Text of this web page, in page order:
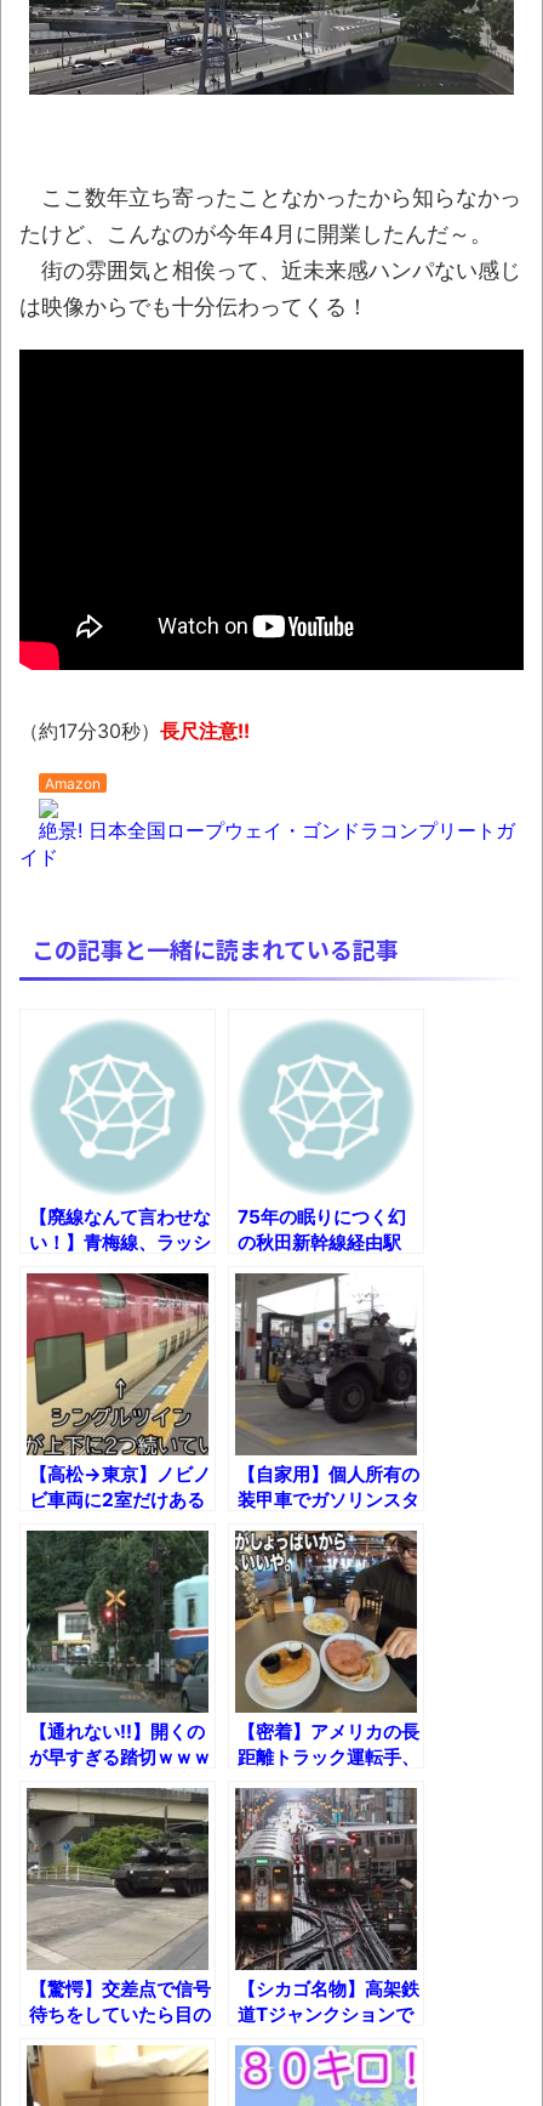
【ネット史】「鏡の中のアクトレス事件」
夫は正しかったのに、なぜ喧嘩は終わらなかっ
たのかNEW!
アルになったｗｗｗ NEW!
【朗報】秋田県、オイルマネーが転がり込
んでガチで東北最強へｗｗｗｗｗｗｗｗｗｗｗ
ｗNEW!
「妹は知っている 1」88円、「貞操逆転
表 場所時刻不明・許可なし・交通整理なし・
市が関与否定NEW!
る職人の世界！NEW!
して放った究極の技 これだけは使いたくなか
ったのに・・・」とのこと。
ムソフトCDの劣化について問題提起 他
うでもいいじゃないですか
8月26日にリメイク完結編「FF7リベレーシ
ョン」の新映像が公開！欧州gamescom 2026
にて
凡庸な悪
お前らの身体の悩み教えてくれ
を売った結果ｗｗｗ」 ほか
【読書感想】山野辺太郎『いつか深い穴に
落ちるまで』
映画ちいかわ観に行ったので感想を書きま
す(若干ネタバレあり) 26/07/25
マケイン9巻＆アニメ公式ガイド感想
独学で挑んだ2026年二級建築士学科試験結
果速報（仮）
体験談：仕事で同じビルの中に入っている
グループ会社の嫁子 [ほのぼの]
葉月つばさちゃん、昔から見てるんだけど
かなりお姉さんになったね
壊れたエアコンと歌えないボク
バージョンアップ情報更新 AOMEI
Backupper Standard 8.3.0 などバージョンア
ップ
高嶋ちさ子、ダウン症の姉が暴行事件！事
件の一部始終と衝撃の結末
【呆然】北海道旅行ワイ「ウニイクラ丼特
盛で食うぞ！！！うおおおおおおお
お！！！！！」→結
果･････････････････････････････
ここ数年立ち寄ったことなかったから知らなかっ
たけど、こんなのが今年4月に開業したんだ～。
街の雰囲気と相俟って、近未来感ハンパない感じ
は映像からでも十分伝わってくる！
（約17分30秒） 長尺注意!!
Amazon
絶景! 日本全国ロープウェイ・ゴンドラコンプリートガ
イド
この記事と一緒に読まれている記事
【廃線なんて言わせな
い！】青梅線、ラッシ
ュ時の実力ｗ
75年の眠りにつく幻
の秋田新幹線経由駅
橋場線・橋場駅
【高松→東京】ノビノ
ビ車両に2室だけある
平屋シングルに宿泊し
てみた！【寝台特急サ
ンライズ瀬戸・出雲
号】
【自家用】個人所有の
装甲車でガソリンスタ
ンドに行ってみた！
【通れない!!】開くの
が早すぎる踏切ｗｗｗ
【密着】アメリカの長
距離トラック運転手、
朝食でハムステーキを
食す！
【驚愕】交差点で信号
待ちをしていたら目の
前を戦車が通過してい
った！
【シカゴ名物】高架鉄
道Tジャンクションで
の電車の往来！